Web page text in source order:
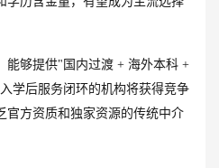
能够提供"国内过渡 + 海外本科 +
学后服务闭环的机构将获得竞争
官方资质和独家资源的传统中介